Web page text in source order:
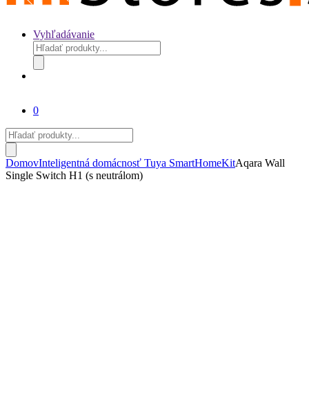
Vyhľadávanie
Products
search
0
Products
search
DomovInteligentná domácnosť Tuya SmartHomeKitAqara Wall
Single Switch H1 (s neutrálom)